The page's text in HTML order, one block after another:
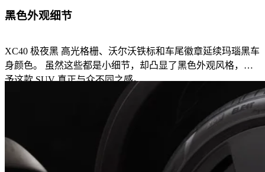
黑色外观细节
XC40 极夜黑 高光格栅、沃尔沃铁标和车尾徽章延续玛瑙黑车
身颜色。 虽然这些都是小细节，却凸显了黑色外观风格，赋
予这款 SUV 真正与众不同之感。